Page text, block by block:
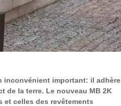
inconvénient important: il adhère
de la terre. Le nouveau MB 2K
celles des revêtements